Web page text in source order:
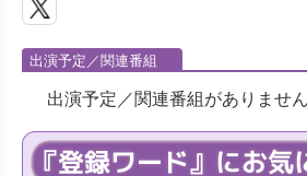
出演予定／関連番組
出演予定／関連番組がありませ